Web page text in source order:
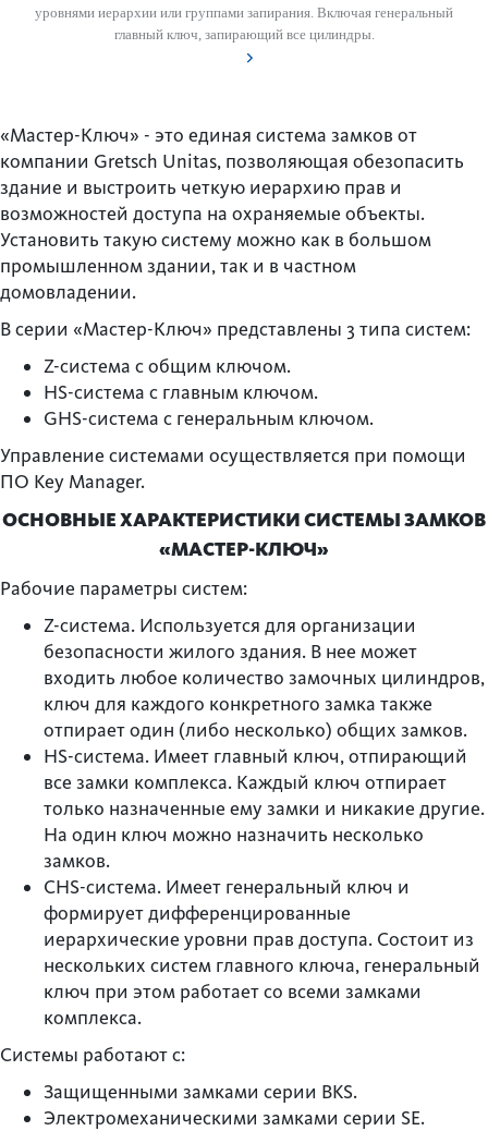
уровнями иер­архии или группами запирания. Включая генер­альный
главный ключ, запи­рающий все цилиндры.
«Мастер-Ключ» - это единая система замков от
компании Gretsch Unitas, позволяющая обезопасить
здание и выстроить четкую иерархию прав и
возможностей доступа на охраняемые объекты.
Установить такую систему можно как в большом
промышленном здании, так и в частном
домовладении.
В серии «Мастер-Ключ» представлены 3 типа систем:
Z-система с общим ключом.
HS-система с главным ключом.
GHS-система с генеральным ключом.
Управление системами осуществляется при помощи
ПО Key Manager.
ОСНОВНЫЕ ХАРАКТЕРИСТИКИ СИСТЕМЫ ЗАМКОВ
«МАСТЕР-КЛЮЧ»
Рабочие параметры систем:
Z-система. Используется для организации
безопасности жилого здания. В нее может
входить любое количество замочных цилиндров,
ключ для каждого конкретного замка также
отпирает один (либо несколько) общих замков.
HS-система. Имеет главный ключ, отпирающий
все замки комплекса. Каждый ключ отпирает
только назначенные ему замки и никакие другие.
На один ключ можно назначить несколько
замков.
CHS-система. Имеет генеральный ключ и
формирует дифференцированные
иерархические уровни прав доступа. Состоит из
нескольких систем главного ключа, генеральный
ключ при этом работает со всеми замками
комплекса.
Системы работают с:
Защищенными замками серии BKS.
Электромеханическими замками серии SE.